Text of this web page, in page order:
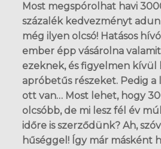
Most megspórolhat havi
százalék kedvezményt
még ilyen olcsó! Hatásos
ember épp vásárolna
ezeknek, és figyelmen kívül
apróbetűs részeket. Pedig
ott van… Most lehet, hogy
olcsóbb, de mi lesz fél év
időre is szerződünk? Ah,
hűséggel! Így már másként